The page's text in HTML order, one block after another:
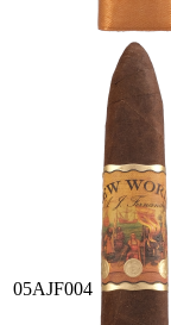
05AJF004